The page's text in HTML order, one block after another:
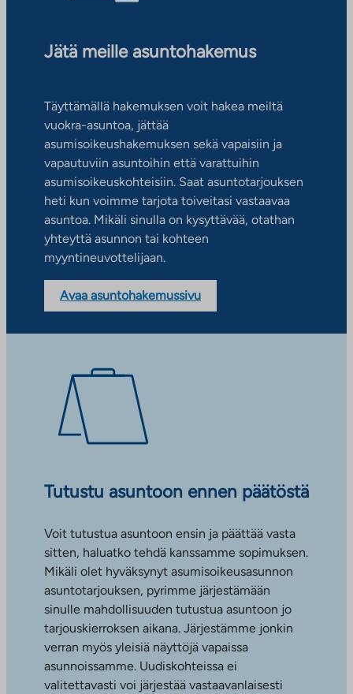
Jätä meille asuntohakemus
Täyttämällä hakemuksen voit hakea meiltä
vuokra-asuntoa, jättää
asumisoikeushakemuksen sekä vapaisiin ja
vapautuviin asuntoihin että varattuihin
asumisoikeuskohteisiin. Saat asuntotarjouksen
heti kun voimme tarjota toiveitasi vastaavaa
asuntoa. Mikäli sinulla on kysyttävää, otathan
yhteyttä asunnon tai kohteen
myyntineuvottelijaan.
Avaa asuntohakemussivu
Tutustu asuntoon ennen päätöstä
Voit tutustua asuntoon ensin ja päättää vasta
sitten, haluatko tehdä kanssamme sopimuksen.
Mikäli olet hyväksynyt asumisoikeusasunnon
asuntotarjouksen, pyrimme järjestämään
sinulle mahdollisuuden tutustua asuntoon jo
tarjouskierroksen aikana. Järjestämme jonkin
verran myös yleisiä näyttöjä vapaissa
asunnoissamme. Uudiskohteissa ei
valitettavasti voi järjestää vastaavanlaisesti